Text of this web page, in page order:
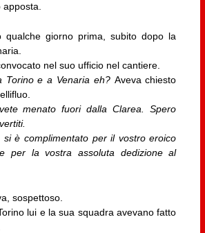
qualche giorno prima, subito dopo la
nel suo ufficio nel cantiere.
Torino e a Venaria eh? Aveva chiesto
menato fuori dalla Clarea. Spero
si è complimentato per il vostro eroico
per la vostra assoluta dedizione al
sospettoso.
lui e la sua squadra avevano fatto